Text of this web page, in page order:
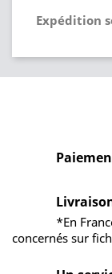
Expédition
*En
concernés sur